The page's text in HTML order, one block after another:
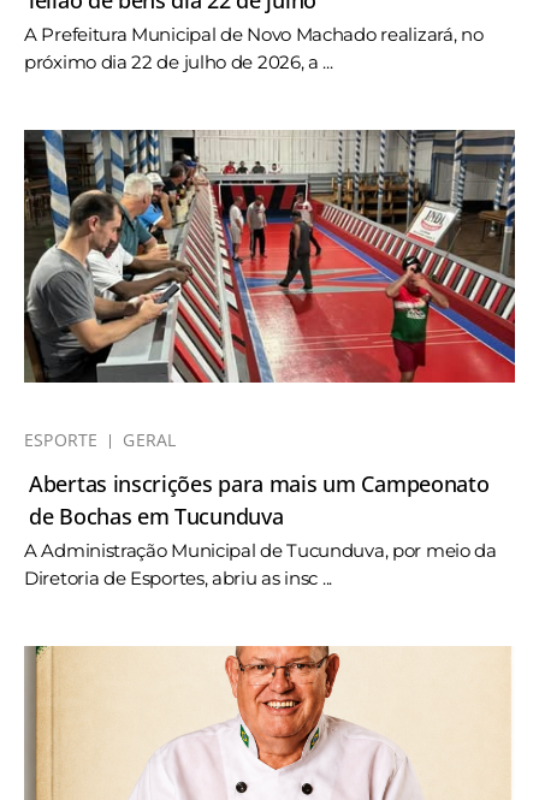
A Prefeitura Municipal de Novo Machado realizará, no
próximo dia 22 de julho de 2026, a ...
ESPORTE GERAL
Abertas inscrições para mais um Campeonato
de Bochas em Tucunduva
A Administração Municipal de Tucunduva, por meio da
Diretoria de Esportes, abriu as insc ...